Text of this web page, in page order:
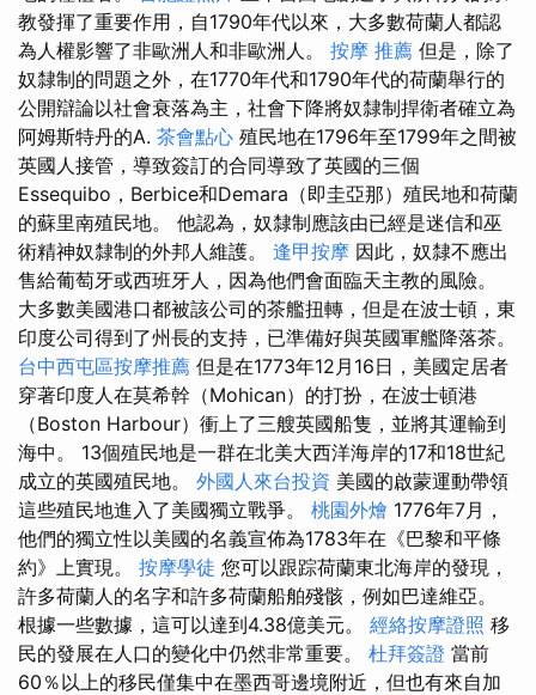
教發揮了重要作用，自1790年代以來，大多數荷蘭人都認
為人權影響了非歐洲人和非歐洲人。 按摩 推薦 但是，除了
奴隸制的問題之外，在1770年代和1790年代的荷蘭舉行的
公開辯論以社會衰落為主，社會下降將奴隸制捍衛者確立為
阿姆斯特丹的A. 茶會點心 殖民地在1796年至1799年之間被
英國人接管，導致簽訂的合同導致了英國的三個
Essequibo，Berbice和Demara（即圭亞那）殖民地和荷蘭
的蘇里南殖民地。 他認為，奴隸制應該由已經是迷信和巫
術精神奴隸制的外邦人維護。 逢甲按摩 因此，奴隸不應出
售給葡萄牙或西班牙人，因為他們會面臨天主教的風險。
大多數美國港口都被該公司的茶艦扭轉，但是在波士頓，東
印度公司得到了州長的支持，已準備好與英國軍艦降落茶。
台中西屯區按摩推薦 但是在1773年12月16日，美國定居者
穿著印度人在莫希幹（Mohican）的打扮，在波士頓港
（Boston Harbour）衝上了三艘英國船隻，並將其運輸到
海中。 13個殖民地是一群在北美大西洋海岸的17和18世紀
成立的英國殖民地。 外國人來台投資 美國的啟蒙運動帶領
這些殖民地進入了美國獨立戰爭。 桃園外燴 1776年7月，
他們的獨立性以美國的名義宣佈為1783年在《巴黎和平條
約》上實現。 按摩學徒 您可以跟踪荷蘭東北海岸的發現，
許多荷蘭人的名字和許多荷蘭船舶殘骸，例如巴達維亞。
根據一些數據，這可以達到4.38億美元。 經絡按摩證照 移
民的發展在人口的變化中仍然非常重要。 杜拜簽證 當前
60％以上的移民僅集中在墨西哥邊境附近，但也有來自加